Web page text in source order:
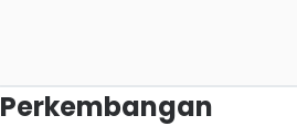
Perkembangan